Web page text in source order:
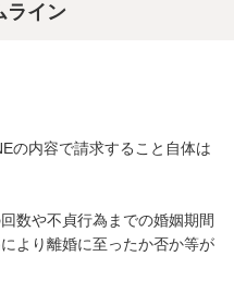
ライン
の内容で請求すること自体は
数や不貞行為までの婚姻期間
より離婚に至ったか否か等が